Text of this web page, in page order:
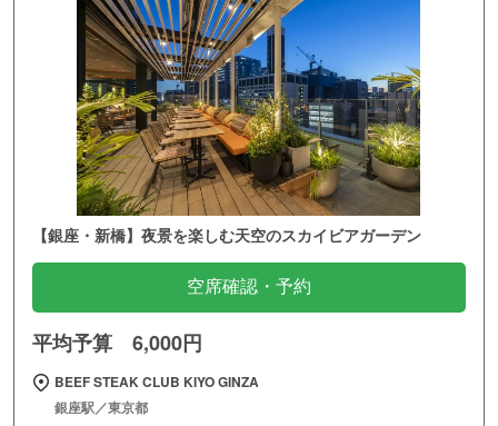
【銀座・新橋】夜景を楽しむ天空のスカイビアガーデン
空席確認・予約
平均予算 6,000円
BEEF STEAK CLUB KIYO GINZA
銀座駅／東京都